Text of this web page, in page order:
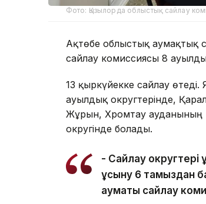
Фото: Қызылорда облыстық сайлау
Ақтөбе облыстық аумақтық
сайлау комиссиясы 8
13 қыркүйекке сайлау
ауылдық округтерінде,
Жұрын, Хромтау ауданының
округінде болады.
- Сайлау округтері
ұсыну 6 тамыздан
аумақтық сайлау